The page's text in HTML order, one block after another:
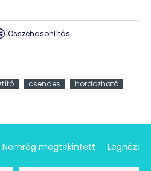
Összehasonlítás
csendes
hordozható
Nemrég megtekintett